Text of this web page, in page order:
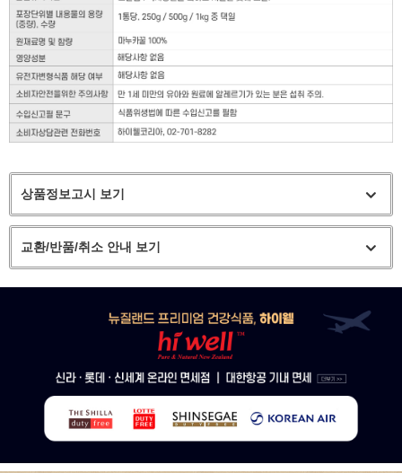
상품정보고시 보기
교환/반품/취소 안내 보기